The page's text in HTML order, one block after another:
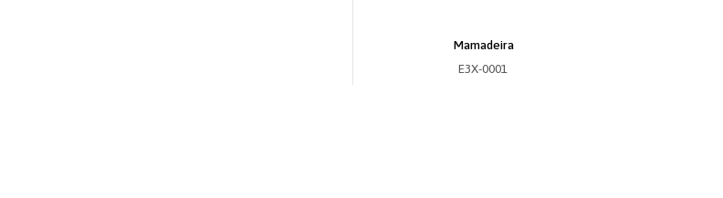
Mamadeira
E3X-0001